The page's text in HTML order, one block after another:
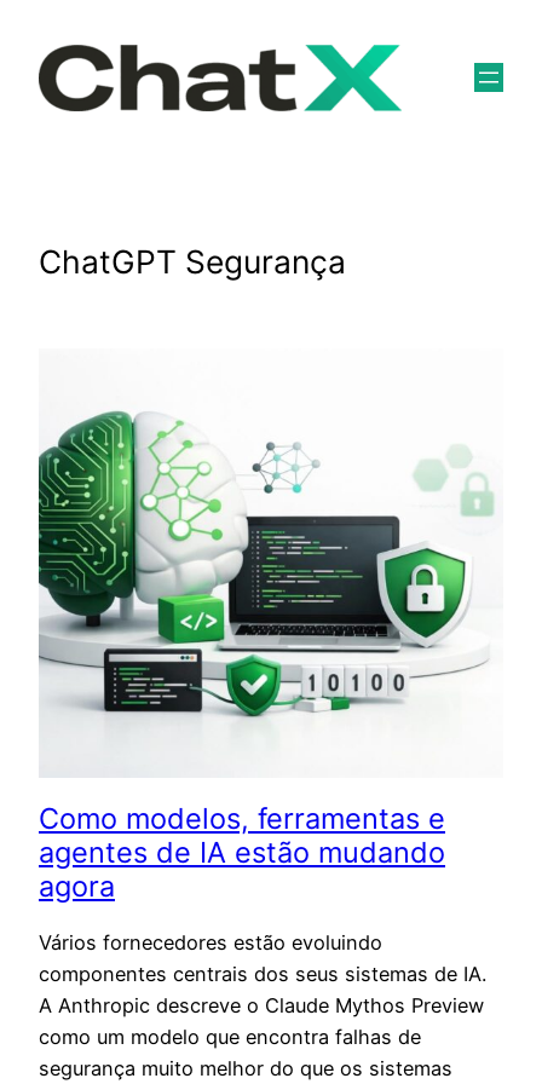
para
conteúdo
ChatGPT Segurança
Como modelos, ferramentas e
agentes de IA estão mudando
agora
Vários fornecedores estão evoluindo
componentes centrais dos seus sistemas de IA.
A Anthropic descreve o Claude Mythos Preview
como um modelo que encontra falhas de
segurança muito melhor do que os sistemas